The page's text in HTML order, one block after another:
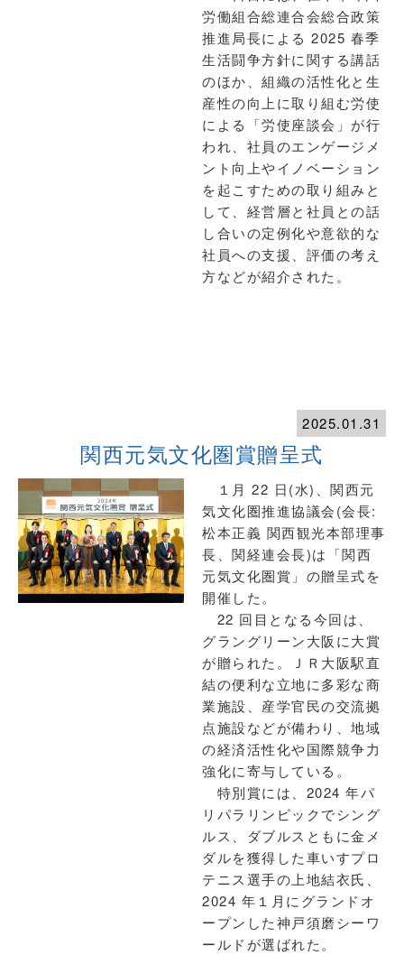
労働組合総連合会総合政策
推進局長による 2025 春季
生活闘争方針に関する講話
のほか、組織の活性化と生
産性の向上に取り組む労使
による「労使座談会」が行
われ、社員のエンゲージメ
ント向上やイノベーション
を起こすための取り組みと
して、経営層と社員との話
し合いの定例化や意欲的な
社員への支援、評価の考え
方などが紹介された。
2025.01.31
関西元気文化圏賞贈呈式
１月 22 日(水)、関西元
気文化圏推進協議会(会長:
松本正義 関西観光本部理事
長、関経連会長)は「関西
元気文化圏賞」の贈呈式を
開催した。
22 回目となる今回は、
グラングリーン大阪に大賞
が贈られた。ＪＲ大阪駅直
結の便利な立地に多彩な商
業施設、産学官民の交流拠
点施設などが備わり、地域
の経済活性化や国際競争力
強化に寄与している。
特別賞には、2024 年パ
リパラリンピックでシング
ルス、ダブルスともに金メ
ダルを獲得した車いすプロ
テニス選手の上地結衣氏、
2024 年１月にグランドオ
ープンした神戸須磨シーワ
ールドが選ばれた。